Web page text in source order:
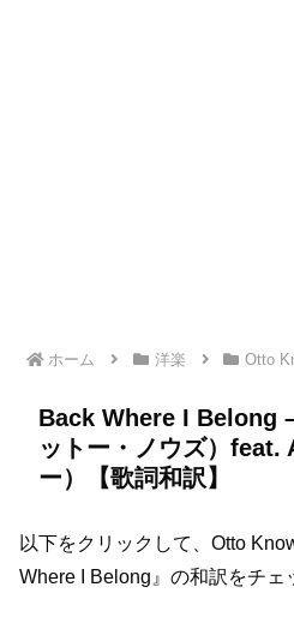
ホーム 洋楽 Otto
Back Where I Belong
ットー・ノウズ）feat.
ー）【歌詞和訳】
以下をクリックして、Otto
Where I Belong』の和訳をチェ